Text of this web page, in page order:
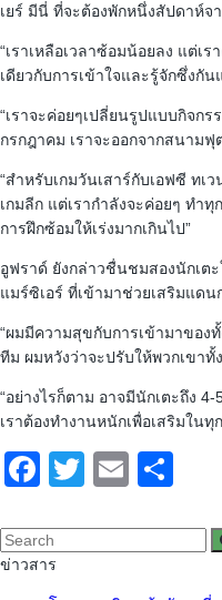
เยร์ มีนี่ ที่จะต้องพักหนึ่งสัปดาห์
“เราเหลือเวลาซ้อมน้อยลง แต่เ
เดียวกับการเข้าใจและรู้จักซึ่งกัน
“เราจะค่อยๆเปลี่ยนรูปแบบกิจก
กรกฎาคม เราจะออกจากสนาม
“สำหรับเกมวันเสาร์กับเอฟซี ทเ
เกมลีก แต่เรากำลังจะค่อยๆ ทำ
การฝึกซ้อมให้เร่งมากเกินไป”
อูฟราด์ ยังกล่าวชื่นชมสองนักเต
แมร์ซิเอร์ ที่เข้ามาช่วยเสริมแดน
“ผมมีความสุขกับการเข้ามาของ
ทีม ผมหวังว่าจะปรับให้พวกเขาทั้
“อย่างไรก็ตาม อาจมีนักเตะถึง
เราต้องทำงานหนักเพื่อเสริมใน
Facebook
TwitterEmail
ข่าวสาร